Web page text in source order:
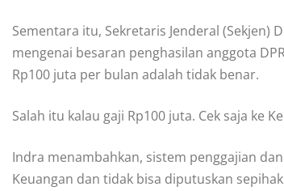
Sementara itu, Sekretaris Jenderal
mengenai besaran penghasilan anggota
Rp100 juta per bulan adalah tidak benar.
Salah itu kalau gaji Rp100 juta. Cek saja ke
Indra menambahkan, sistem penggajian
Keuangan dan tidak bisa diputuskan